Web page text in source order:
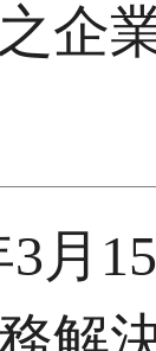
企
3月